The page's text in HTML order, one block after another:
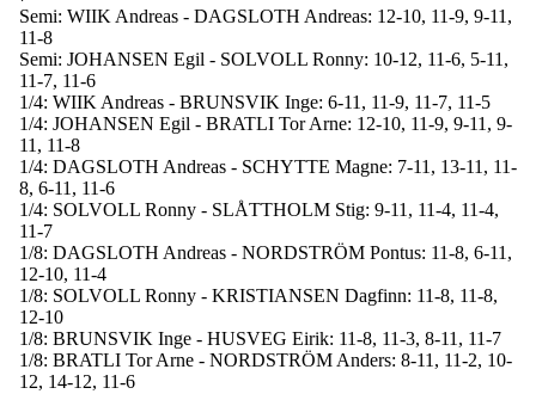
Semi: WIIK Andreas - DAGSLOTH Andreas: 12-10, 11-9, 9-11,
11-8
Semi: JOHANSEN Egil - SOLVOLL Ronny: 10-12, 11-6, 5-11,
11-7, 11-6
1/4: WIIK Andreas - BRUNSVIK Inge: 6-11, 11-9, 11-7, 11-5
1/4: JOHANSEN Egil - BRATLI Tor Arne: 12-10, 11-9, 9-11, 9-
11, 11-8
1/4: DAGSLOTH Andreas - SCHYTTE Magne: 7-11, 13-11, 11-
8, 6-11, 11-6
1/4: SOLVOLL Ronny - SLÅTTHOLM Stig: 9-11, 11-4, 11-4,
11-7
1/8: DAGSLOTH Andreas - NORDSTRÖM Pontus: 11-8, 6-11,
12-10, 11-4
1/8: SOLVOLL Ronny - KRISTIANSEN Dagfinn: 11-8, 11-8,
12-10
1/8: BRUNSVIK Inge - HUSVEG Eirik: 11-8, 11-3, 8-11, 11-7
1/8: BRATLI Tor Arne - NORDSTRÖM Anders: 8-11, 11-2, 10-
12, 14-12, 11-6